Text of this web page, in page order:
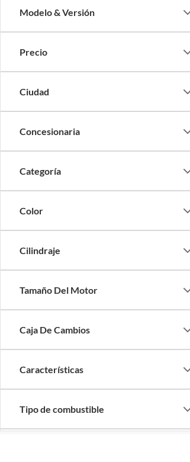
Modelo & Versión
Precio
Ciudad
Concesionaria
Categoría
Color
Cilindraje
Tamaño Del Motor
Caja De Cambios
Características
Tipo de combustible